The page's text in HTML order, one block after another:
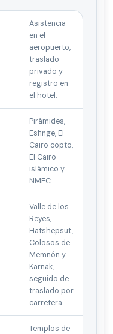
Asistencia
en el
aeropuerto,
traslado
privado y
registro en
el hotel.
Pirámides,
Esfinge, El
Cairo copto,
El Cairo
islámico y
NMEC.
Valle de los
Reyes,
Hatshepsut,
Colosos de
Memnón y
Karnak,
seguido de
traslado por
carretera.
Templos de